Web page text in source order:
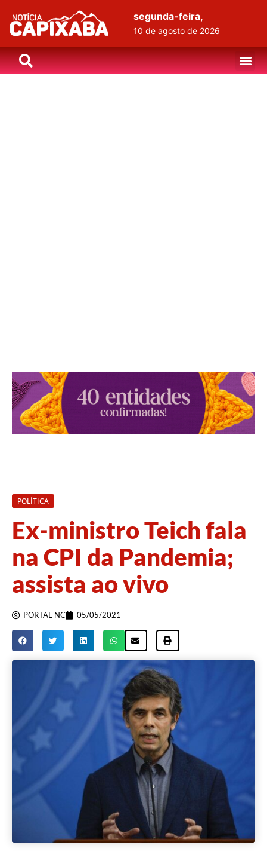
segunda-feira,
10 de agosto de 2026
POLÍTICA
Ex-ministro Teich fala
na CPI da Pandemia;
assista ao vivo
PORTAL NC 05/05/2021